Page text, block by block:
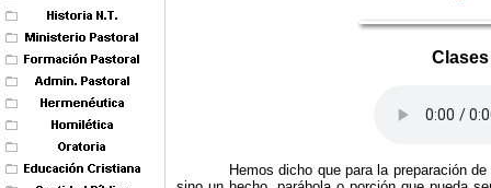
Hemos dicho que para la preparación